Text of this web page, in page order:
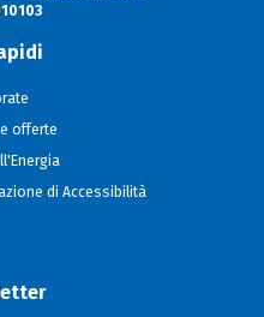
offerte
di Accessibilità